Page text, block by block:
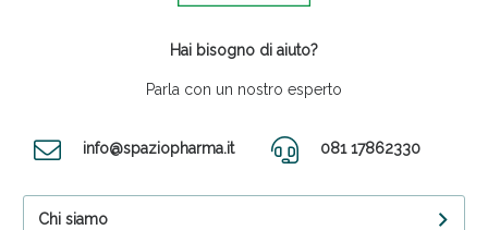
Hai bisogno di aiuto?
Parla con un nostro esperto
info@spaziopharma.it 081 17862330
Chi siamo